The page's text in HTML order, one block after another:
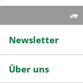
Newsletter
Über uns